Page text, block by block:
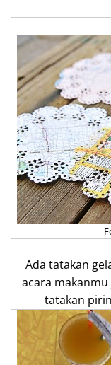
Ada tatakan
acara
tatakan